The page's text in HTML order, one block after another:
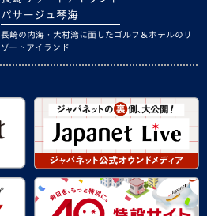
パサージュ琴海
長崎の内海・大村湾に面したゴルフ＆ホテルのリ
ゾートアイランド